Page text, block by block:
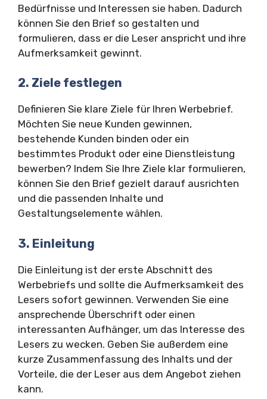
Bedürfnisse und Interessen sie haben. Dadurch
können Sie den Brief so gestalten und
formulieren, dass er die Leser anspricht und ihre
Aufmerksamkeit gewinnt.
2. Ziele festlegen
Definieren Sie klare Ziele für Ihren Werbebrief.
Möchten Sie neue Kunden gewinnen,
bestehende Kunden binden oder ein
bestimmtes Produkt oder eine Dienstleistung
bewerben? Indem Sie Ihre Ziele klar formulieren,
können Sie den Brief gezielt darauf ausrichten
und die passenden Inhalte und
Gestaltungselemente wählen.
3. Einleitung
Die Einleitung ist der erste Abschnitt des
Werbebriefs und sollte die Aufmerksamkeit des
Lesers sofort gewinnen. Verwenden Sie eine
ansprechende Überschrift oder einen
interessanten Aufhänger, um das Interesse des
Lesers zu wecken. Geben Sie außerdem eine
kurze Zusammenfassung des Inhalts und der
Vorteile, die der Leser aus dem Angebot ziehen
kann.